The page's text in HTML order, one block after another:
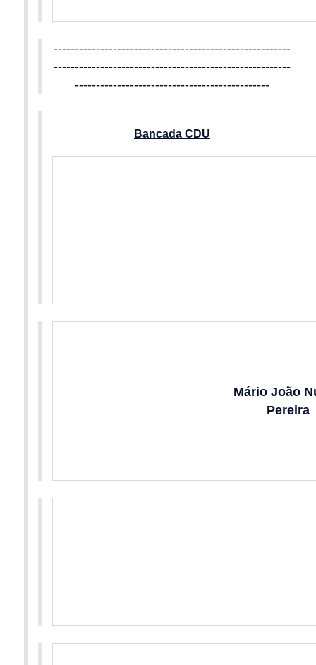
--------------------------------------------------------
--------------------------------------------------------
----------------------------------------------
Bancada CDU
Mário João
Pereira